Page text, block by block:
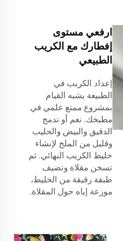
ارفعي مستوى
إفطارك مع الكريب
الطبيعي
إعداد الكريب في
الطبيعة يشبه القيام
بمشروع ممتع علمي في
مطبخك. نعم أو تدمج
الدقيق والبيض والحليب
وقليل من الملح لإنشاء
خليط الكريب النهائي. ثم
تسخن مقلاة وتضيف
طبقة رقيقة من الخليط،
موزعة إياه حول المقلاة.